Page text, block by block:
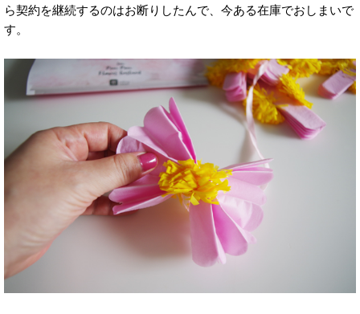
ら契約を継続するのはお断りしたんで、今ある在庫でおしまいで
す。